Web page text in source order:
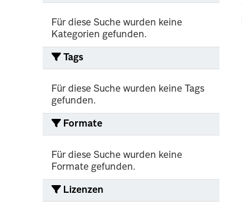
Für diese Suche wurden keine
Kategorien gefunden.
Tags
Für diese Suche wurden keine Tags
gefunden.
Formate
Für diese Suche wurden keine
Formate gefunden.
Lizenzen